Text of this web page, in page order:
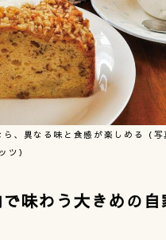
、異なる味と食感が楽しめる（写
ツ）
味わう大きめの自